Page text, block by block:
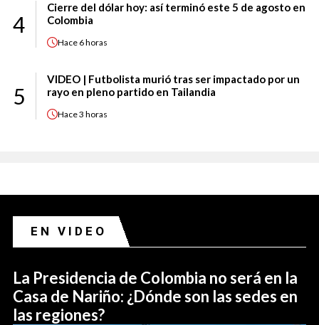
4
Cierre del dólar hoy: así terminó este 5 de agosto en
Colombia
Hace 6 horas
5
VIDEO | Futbolista murió tras ser impactado por un
rayo en pleno partido en Tailandia
Hace3 horas
EN VIDEO
La Presidencia de Colombia no será en la
Casa de Nariño: ¿Dónde son las sedes en
las regiones?